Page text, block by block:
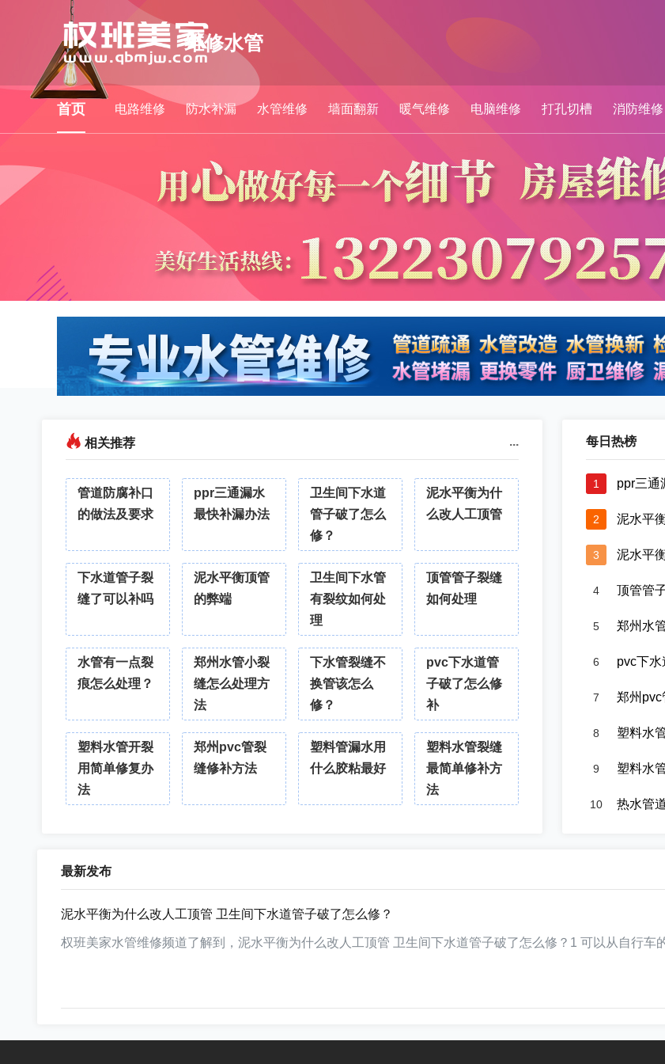
维修水管
首页 电路维修 防水补漏 水管维修 墙面翻新 暖气维修 电脑维修 打孔切槽 消防维修
相关推荐 ...
管道防腐补口
的做法及要求
ppr三通漏水
最快补漏办法
卫生间下水道
管子破了怎么
修？
泥水平衡为什
么改人工顶管
下水道管子裂
缝了可以补吗
泥水平衡顶管
的弊端
卫生间下水管
有裂纹如何处
理
顶管管子裂缝
如何处理
水管有一点裂
痕怎么处理？
郑州水管小裂
缝怎么处理方
法
下水管裂缝不
换管该怎么
修？
pvc下水道管
子破了怎么修
补
塑料水管开裂
用简单修复办
法
郑州pvc管裂
缝修补方法
塑料管漏水用
什么胶粘最好
塑料水管裂缝
最简单修补方
法
每日热榜
1 ppr三通
2 泥水平
3 泥水平
4 顶管管
5 郑州水
6 pvc下
7 郑州pvc
8 塑料水
9 塑料水
10 热水管
最新发布
泥水平衡为什么改人工顶管 卫生间下水道管子破了怎么修？
权班美家水管维修频道了解到，泥水平衡为什么改人工顶管 卫生间下水道管子破了怎么修？1 可以从自行车